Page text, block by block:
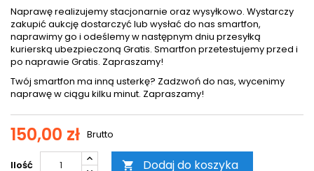
Naprawę realizujemy stacjonarnie oraz wysyłkowo. Wystarczy
zakupić aukcję dostarczyć lub wysłać do nas smartfon,
naprawimy go i odeślemy w następnym dniu przesyłką
kurierską ubezpieczoną Gratis. Smartfon przetestujemy przed i
po naprawie Gratis. Zapraszamy!
Twój smartfon ma inną usterkę? Zadzwoń do nas, wycenimy
naprawę w ciągu kilku minut. Zapraszamy!
150,00 zł Brutto
Ilość  Dodaj do koszyka